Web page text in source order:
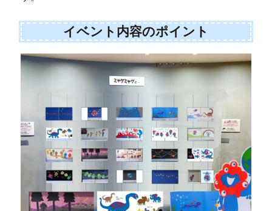
イベント内容のポイント